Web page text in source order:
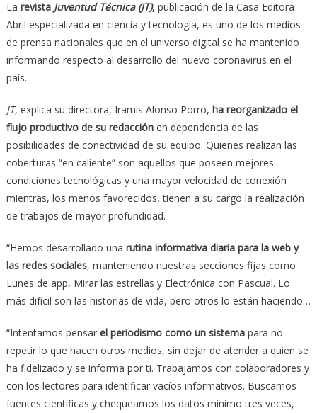
La revista Juventud Técnica (JT), publicación de la Casa Editora
Abril especializada en ciencia y tecnología, es uno de los medios
de prensa nacionales que en el universo digital se ha mantenido
informando respecto al desarrollo del nuevo coronavirus en el
país.
JT, explica su directora, Iramis Alonso Porro, ha reorganizado el
flujo productivo de su redacciónen dependencia de las
posibilidades de conectividad de su equipo. Quienes realizan las
coberturas “en caliente” son aquellos que poseen mejores
condiciones tecnológicas y una mayor velocidad de conexión
mientras, los menos favorecidos, tienen a su cargo la realización
de trabajos de mayor profundidad.
“Hemos desarrollado una rutina informativa diaria para la web y
las redes sociales, manteniendo nuestras secciones fijas como
Lunes de app, Mirar las estrellas y Electrónica con Pascual. Lo
más difícil son las historias de vida, pero otros lo están haciendo…
“Intentamos pensar el periodismo como un sistemapara no
repetir lo que hacen otros medios, sin dejar de atender a quien se
ha fidelizado y se informa por ti. Trabajamos con colaboradores y
con los lectores para identificar vacíos informativos. Buscamos
fuentes científicas y chequeamos los datos mínimo tres veces,